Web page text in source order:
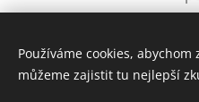
Používáme cookies,
můžeme zajistit tu nejlepší